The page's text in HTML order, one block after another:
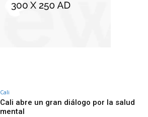
Cali
Cali abre un gran diálogo por la salud
mental